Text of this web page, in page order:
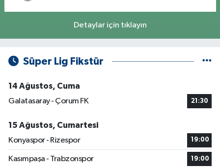
Detaylar için tıklayın
Süper Lig Fikstür
14 Ağustos, Cuma
Galatasaray - Çorum FK
21:30
15 Ağustos, Cumartesi
Konyaspor - Rizespor
19:00
Kasımpaşa - Trabzonspor 19:00